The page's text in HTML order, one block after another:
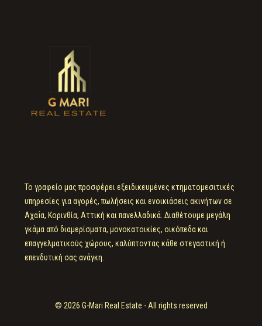
Το γραφείο μας προσφέρει εξειδικευμένες κτηματομεσιτικές
υπηρεσίες για αγορές, πωλήσεις και ενοικιάσεις ακινήτων σε
Αχαΐα, Κορινθία, Αττική και πανελλαδικά. Διαθέτουμε μεγάλη
γκάμα από διαμερίσματα, μονοκατοικίες, οικόπεδα και
επαγγελματικούς χώρους, καλύπτοντας κάθε στεγαστική ή
επενδυτική σας ανάγκη.
© 2026 G-Mari Real Estate - All rights reserved